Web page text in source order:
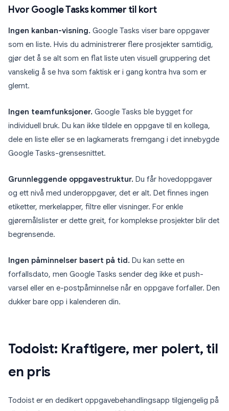
Hvor Google Tasks kommer til kort
Ingen kanban-visning. Google Tasks viser bare oppgaver
som en liste. Hvis du administrerer flere prosjekter samtidig,
gjør det å se alt som en flat liste uten visuell gruppering det
vanskelig å se hva som faktisk er i gang kontra hva som er
glemt.
Ingen teamfunksjoner. Google Tasks ble bygget for
individuell bruk. Du kan ikke tildele en oppgave til en kollega,
dele en liste eller se en lagkamerats fremgang i det innebygde
Google Tasks-grensesnittet.
Grunnleggende oppgavestruktur. Du får hovedoppgaver
og ett nivå med underoppgaver, det er alt. Det finnes ingen
etiketter, merkelapper, filtre eller visninger. For enkle
gjøremålslister er dette greit, for komplekse prosjekter blir det
begrensende.
Ingen påminnelser basert på tid. Du kan sette en
forfallsdato, men Google Tasks sender deg ikke et push-
varsel eller en e-postpåminnelse når en oppgave forfaller. Den
dukker bare opp i kalenderen din.
Todoist: Kraftigere, mer polert, til
en pris
Todoist er en dedikert oppgavebehandlingsapp tilgjengelig på